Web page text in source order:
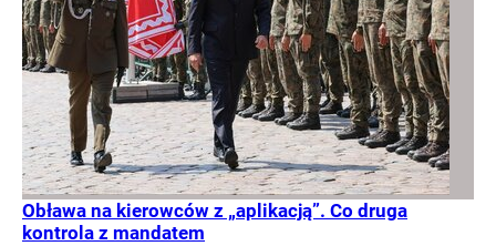
Obława na kierowców z „aplikacją”. Co druga
kontrola z mandatem